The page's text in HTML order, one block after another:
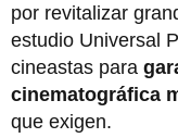
por revitalizar
estudio Universal
cineastas para
cinematográfica
que exigen.